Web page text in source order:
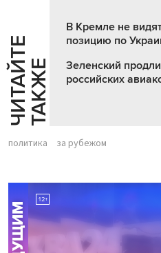
Ч
И
Т
АЙ
Т
Е
Т
А
К
ЖЕ
В Кремле не
позицию по
Зеленский
российских
политика за рубежом